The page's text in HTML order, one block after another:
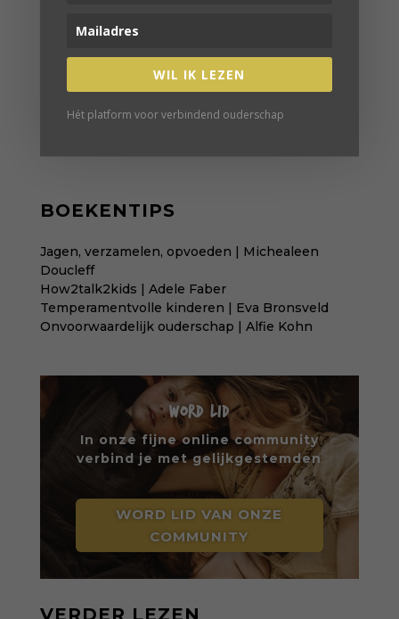
BOEKENTIPS
Jagen, verzamelen, opvoeden | Michealeen
Doucleff
How2talk2kids | Adele Faber
Temperamentvolle kinderen | Eva Bronsveld
Onvoorwaardelijk ouderschap | Alfie Kohn
WORD LID
In onze fijne online community
verbind je met gelijkgestemden
WORD LID VAN ONZE
COMMUNITY
VERDER LEZEN
WIL IK LEZEN
Hét platform voor verbindend ouderschap